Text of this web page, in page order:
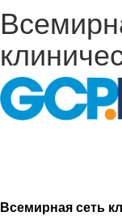
Всемирная сеть